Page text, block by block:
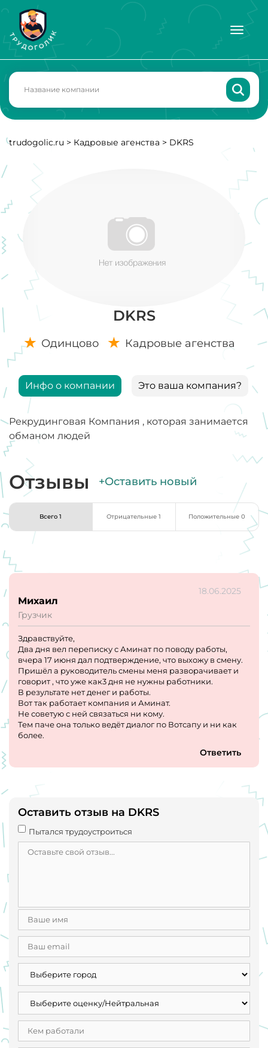
trudogolic.ru > Кадровые агенства > DKRS
DKRS
Одинцово Кадровые агенства
Инфо о компании Это ваша компания?
Рекрудинговая Компания , которая занимается
обманом людей
Отзывы +Оставить новый
Всего 1 Отрицательные 1 Положительные 0
18.06.2025
Михаил
Грузчик
Здравствуйте,
Два дня вел переписку с Аминат по поводу работы,
вчера 17 июня дал подтверждение, что выхожу в смену.
Пришёл а руководитель смены меня разворачивает и
говорит , что уже как3 дня не нужны работники.
В результате нет денег и работы.
Вот так работает компания и Аминат.
Не советую с ней связаться ни кому.
Тем паче она только ведёт диалог по Вотсапу и ни как
более.
Ответить
Оставить отзыв на DKRS
Пытался трудоустроиться